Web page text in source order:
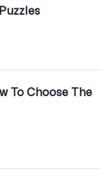
To Choose The